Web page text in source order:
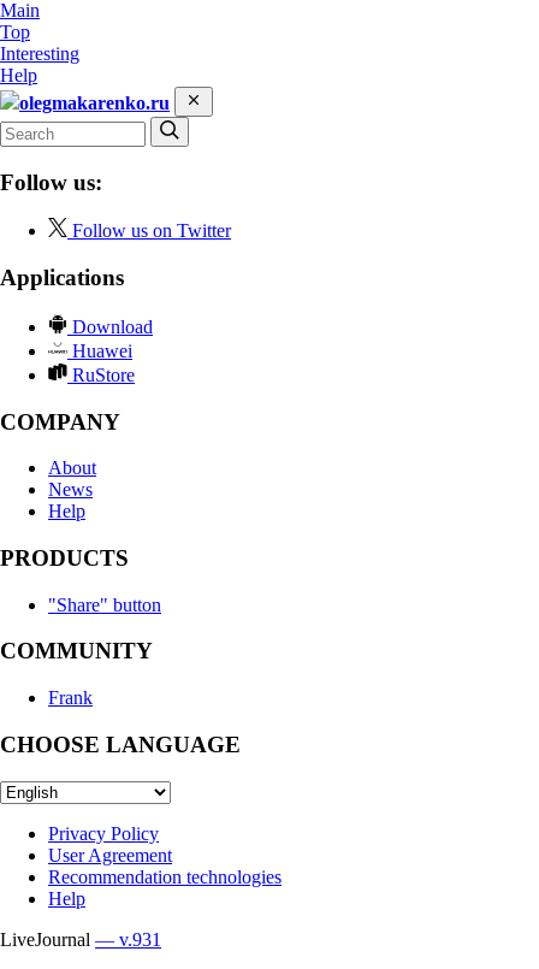
Main
Top
Interesting
Help
olegmakarenko.ru
Follow us:
Follow us on Twitter
Applications
Download
Huawei
RuStore
COMPANY
About
News
Help
PRODUCTS
"Share" button
COMMUNITY
Frank
CHOOSE LANGUAGE
Privacy Policy
User Agreement
Recommendation technologies
Help
LiveJournal — v.931